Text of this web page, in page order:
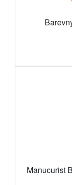
Manucurist